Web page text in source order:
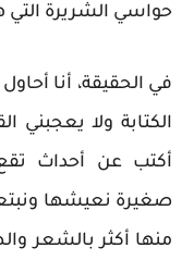
حواسي الشريرة
في الحقيقة، أنا
الكتابة ولا يعجبني
أكتب عن أحداث
صغيرة نعيشها
منها أكثر بالشعر